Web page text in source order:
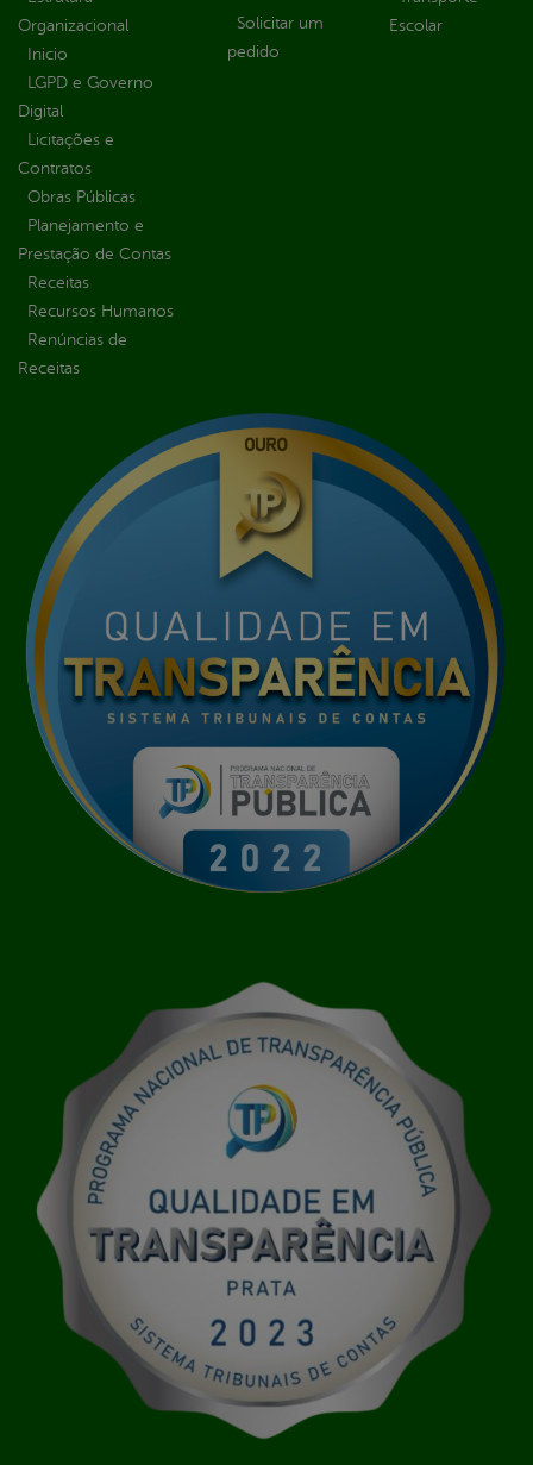
Organizacional
Inicio
LGPD e Governo
Digital
Licitações e
Contratos
Obras Públicas
Planejamento e
Prestação de Contas
Receitas
Recursos Humanos
Renúncias de
Receitas
Solicitar um
pedido
Escolar